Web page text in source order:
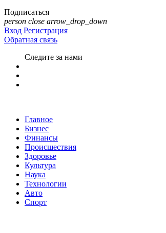
Подписаться
person close arrow_drop_down
Вход Регистрация
Обратная связь
Следите за нами
Главное
Бизнес
Финансы
Происшествия
Здоровье
Культура
Наука
Технологии
Авто
Спорт